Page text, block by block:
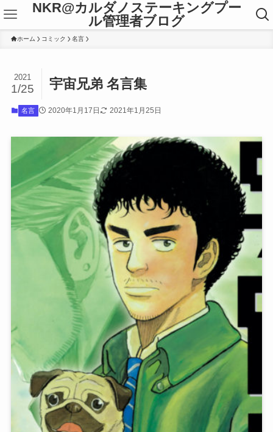
NKR@カルダノステーキングプー
ル管理者ブログ
ホーム コミック 名言
宇宙兄弟 名言集
2021
1/25
名言 2020年1月17日 2021年1月25日